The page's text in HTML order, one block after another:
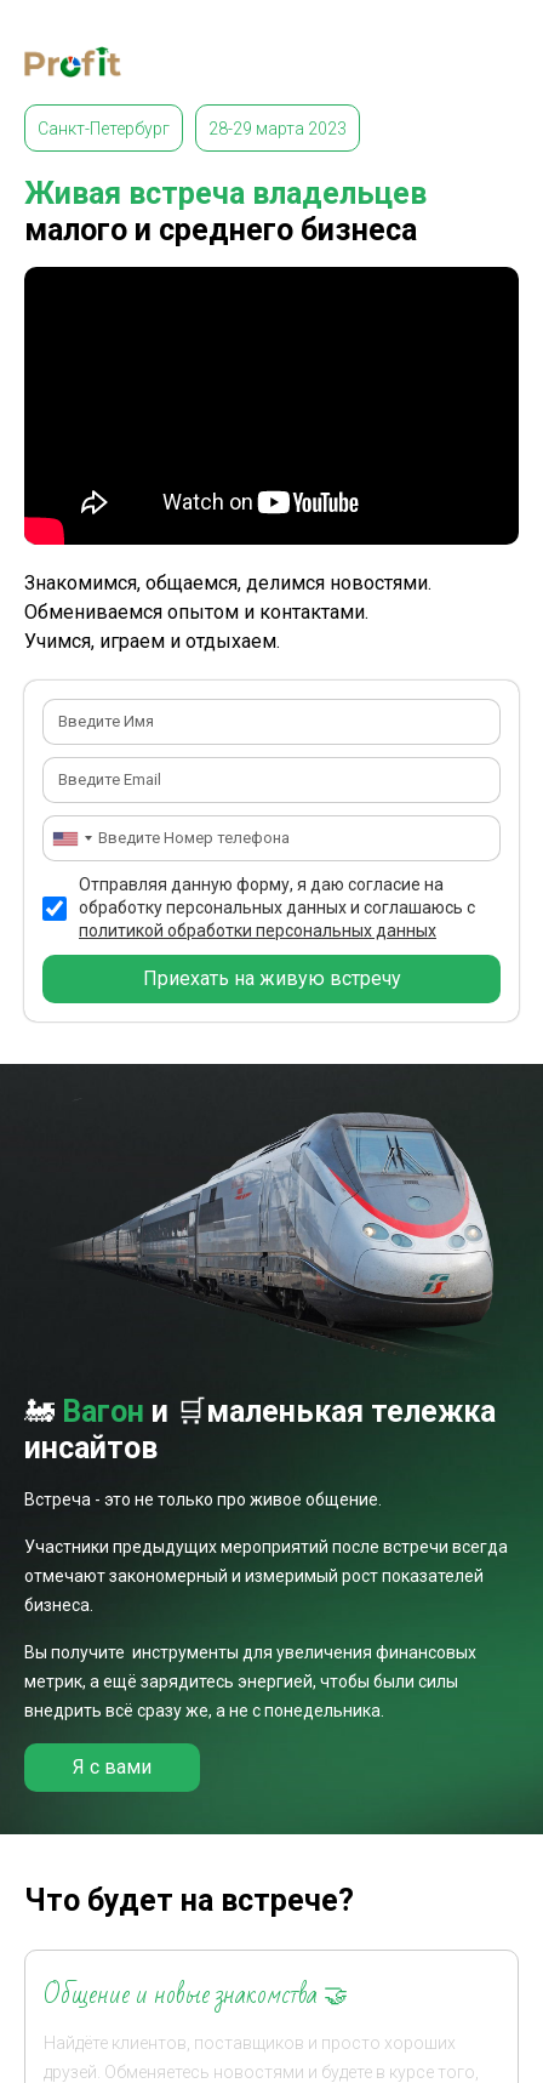
Санкт-Петербург 28-29 марта 2023
Живая встреча владельцев
малого и среднего бизнеса
Знакомимся, общаемся, делимся новостями.
Обмениваемся опытом и контактами.
Учимся, играем и отдыхаем.
Отправляя данную форму, я даю согласие на
обработку персональных данных и соглашаюсь с
политикой обработки персональных данных
Приехать на живую встречу
🚂 Вагон и 🛒маленькая тележка
инсайтов
Встреча - это не только про живое общение.
Участники предыдущих мероприятий после встречи всегда
отмечают закономерный и измеримый рост показателей
бизнеса.
Вы получите инструменты для увеличения финансовых
метрик, а ещё зарядитесь энергией, чтобы были силы
внедрить всё сразу же, а не с понедельника.
Я с вами
Что будет на встрече?
Общение и новые знакомства🤝
Найдёте клиентов, поставщиков и просто хороших
друзей. Обменяетесь новостями и будете в курсе того,